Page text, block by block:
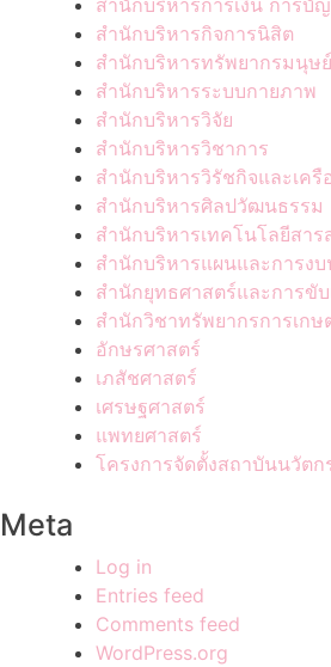
สำนักบริหารการเงิน การบั
สำนักบริหารกิจการนิสิต
สำนักบริหารทรัพยากรมนุษย์
สำนักบริหารระบบกายภาพ
สำนักบริหารวิจัย
สำนักบริหารวิชาการ
สำนักบริหารวิรัชกิจและเค
สำนักบริหารศิลปวัฒนธรรม
สำนักบริหารเทคโนโลยีสาร
สำนักบริหารแผนและการง
สำนักยุทธศาสตร์และการขั
สำนักวิชาทรัพยากรการเกษ
อักษรศาสตร์
เภสัชศาสตร์
เศรษฐศาสตร์
แพทยศาสตร์
โครงการจัดตั้งสถาบันนวัต
Meta
Log in
Entries feed
Comments feed
WordPress.org